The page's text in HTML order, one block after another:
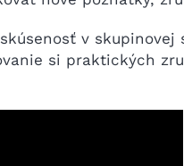
v skupinovej
si praktických